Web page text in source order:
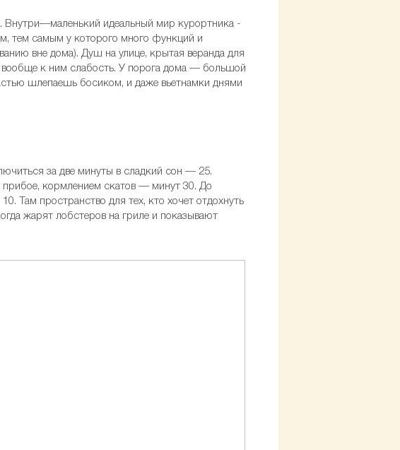
Внутри—маленький идеальный мир курортника -
тем самым у которого много функций и
вне дома). Душ на улице, крытая веранда для
вообще к ним слабость. У порога дома — большой
шлепаешь босиком, и даже вьетнамки днями
за две минуты в сладкий сон — 25.
прибое, кормлением скатов — минут 30. До
Там пространство для тех, кто хочет отдохнуть
жарят лобстеров на гриле и показывают